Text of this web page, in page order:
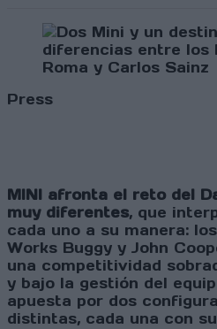
Press
MINI afronta el reto del
muy diferentes, que
cada uno a su manera:
Works Buggy y John
una competitividad
y bajo la gestión del
apuesta por dos
distintas, cada una con